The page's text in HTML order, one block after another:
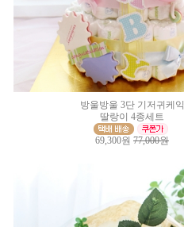
방울방울 3단 기저귀케익
딸랑이 4종세트
69,300원 77,000원